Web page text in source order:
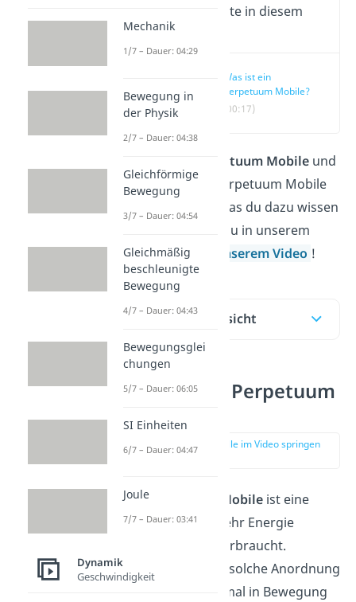
Wichtige Inhalte in diesem
Video
Was ist ein
Perpetuum Mobile?
(00:17)
Perpetuum Mobileund
ist ein solches Perpetuum Mobile
möglich? Alles, was du dazu wissen
musst, erfährst du in unserem
Beitragund in unserem Video !
Inhaltsübersicht
Was ist ein Perpetuum
zur Stelle im Video springen
EinPerpetuum Mobileist eine
Maschine, die mehr Energie
erzeugt als sie verbraucht.
Würdest du eine solche Anordnung
zum Beispiel einmal in Bewegung
Mechanik
1/7 – Dauer: 04:29
Bewegung in
der Physik
2/7 – Dauer: 04:38
Gleichförmige
Bewegung
3/7 – Dauer: 04:54
Gleichmäßig
beschleunigte
Bewegung
4/7 – Dauer: 04:43
Bewegungsglei
chungen
5/7 – Dauer: 06:05
SI Einheiten
6/7 – Dauer: 04:47
Joule
7/7 – Dauer: 03:41
Dynamik
Geschwindigkeit